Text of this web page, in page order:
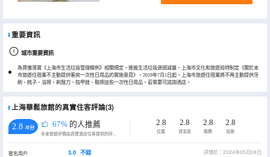
重要資訊
城市重要資訊
為貫徹落實《上海市生活垃圾管理條例》相關規定，推進生活垃圾源頭減量，上海市文化和旅遊局特制定《關於本
市旅遊住宿業不主動提供客房一次性日用品的實施意見》，2019年7月1日起，上海市旅遊住宿業將不再主動提供牙
刷、梳子、浴擦、剃鬚刀、指甲銼、鞋擦這些一次性日用品。若需要可諮詢酒店。
上海華鬆旅館的真實住客評論(3)
2.8 /5分 67% 的人推薦
永安旅遊評價由真實酒店住客提供的評價。
2.8
位置
2.8
清潔度
2.8
服務
2.8
設施
匿名用戶
3.0 不錯
評價於：2024年05月08日